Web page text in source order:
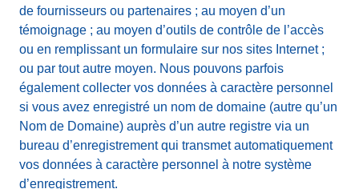
de fournisseurs ou partenaires ; au moyen d’un
témoignage ; au moyen d’outils de contrôle de l’accès
ou en remplissant un formulaire sur nos sites Internet ;
ou par tout autre moyen. Nous pouvons parfois
également collecter vos données à caractère personnel
si vous avez enregistré un nom de domaine (autre qu’un
Nom de Domaine) auprès d’un autre registre via un
bureau d’enregistrement qui transmet automatiquement
vos données à caractère personnel à notre système
d’enregistrement.